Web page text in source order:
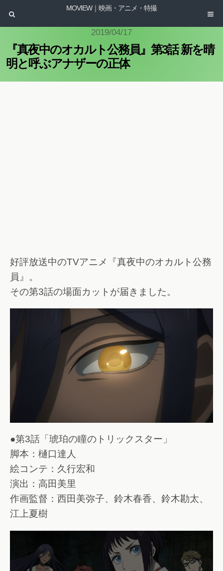
MOVIEW｜映画・アニメ・特撮
2019/04/17
『真夜中のオカルト公務員』第3話 新を晴
明と呼ぶアナザーの正体
好評放送中のTVアニメ『真夜中のオカルト公務
員』。
その第3話の場面カットが届きました。
●第3話「琥珀の瞳のトリックスター」
脚本：樋口達人
絵コンテ：久行宏和
演出：高田美里
作画監督：西田美弥子、鈴木春香、鈴木勘太、
江上夏樹